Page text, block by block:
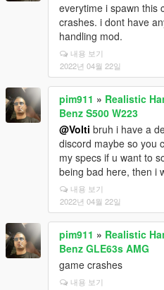
everytime i spawn this
crashes. i dont have
handling mod.
내용 보기
2022년 04월 22일
pim911 » Realistic
Benz S500 W223
@Volti bruh i have a
discord maybe so you
my specs if u want to
being bad here, then i
내용 보기
2022년 04월 22일
pim911 » Realistic
Benz GLE63s AMG
game crashes
내용 보기